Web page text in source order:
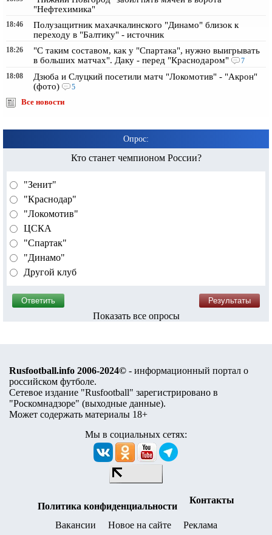
"Нефтехимика"
18:46
Полузащитник махачкалинского "Динамо" близок к
переходу в "Балтику" - источник
18:26
"С таким составом, как у "Спартака", нужно выигрывать
в больших матчах". Даку - перед "Краснодаром"
7
18:08
Дзюба и Слуцкий посетили матч "Локомотив" - "Акрон"
(фото)
5
Все новости
Опрос:
Кто станет чемпионом России?
"Зенит"
"Краснодар"
"Локомотив"
ЦСКА
"Спартак"
"Динамо"
Другой клуб
Показать все опросы
Rusfootball.info 2006-2024© - информационный портал о
российском футболе.
Сетевое издание "Rusfootball" зарегистрировано в
"Роскомнадзоре" (выходные данные).
Может содержать материалы 18+
Мы в социальных сетях:
Политика конфиденциальности
Контакты
Вакансии Новое на сайте Реклама